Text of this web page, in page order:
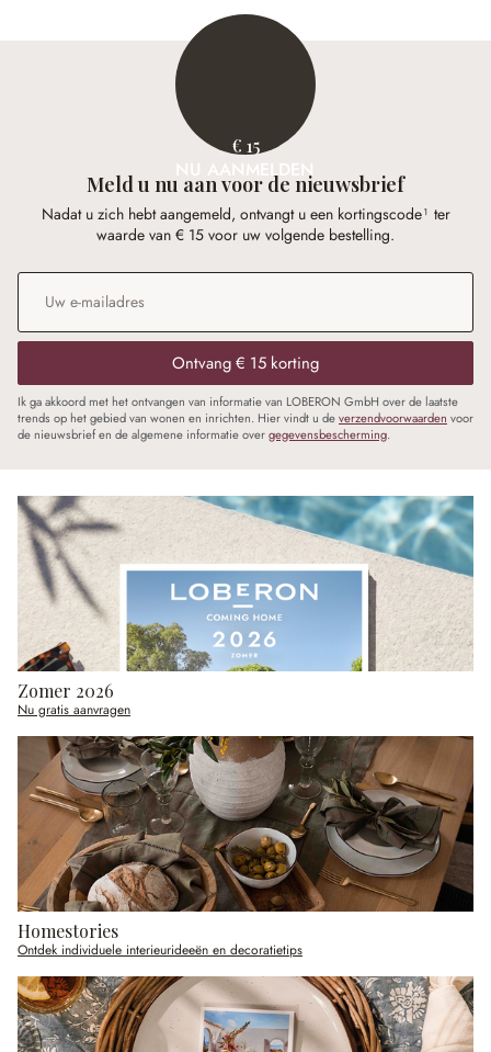
€ 15
NU AANMELDEN
Meld u nu aan voor de nieuwsbrief
Nadat u zich hebt aangemeld, ontvangt u een kortingscode¹ ter
waarde van € 15 voor uw volgende bestelling.
E-mailadres
Ontvang € 15 korting
Ik ga akkoord met het ontvangen van informatie van LOBERON GmbH over de laatste
trends op het gebied van wonen en inrichten. Hier vindt u deverzendvoorwaarden voor
de nieuwsbrief en de algemene informatie overgegevensbescherming.
Zomer 2026
Nu gratis aanvragen
Homestories
Ontdek individuele interieurideeën en decoratietips